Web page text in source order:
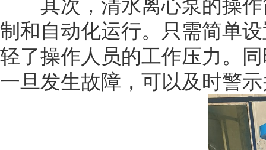
其次，清水离心泵的操作
制和自动化运行。只需简单
轻了操作人员的工作压力。
一旦发生故障，可以及时警